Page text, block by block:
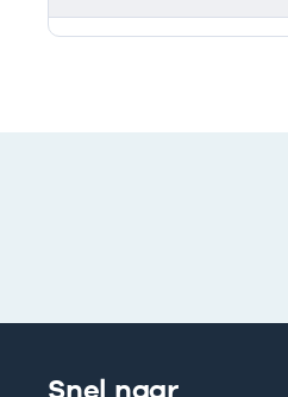
Deze onderneming heeft
Snel naar